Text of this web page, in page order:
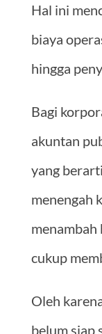
Hal ini
biaya
hingga
Bagi
akuntan
yang
menengah
menambah
cukup
Oleh
belum siap